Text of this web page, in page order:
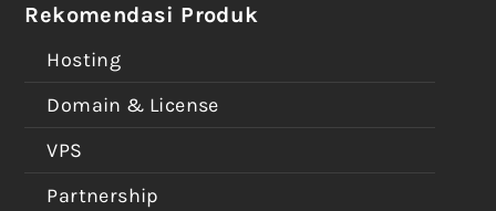
Rekomendasi Produk
Hosting
Domain & License
VPS
Partnership